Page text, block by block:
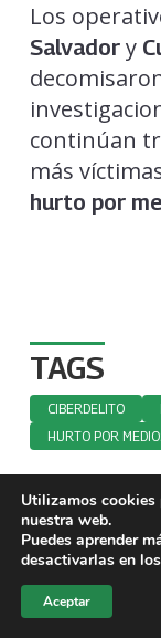
Los
Salvadory
continúan
más
hurto por
TAGS
CIBERDELITO
HURTO POR
Utilizamos cookies
nuestra web.
Puedes aprender
desactivarlas en los
Aceptar